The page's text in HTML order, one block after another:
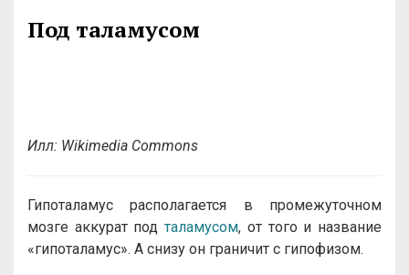
Под таламусом
Илл: Wikimedia Commons
Гипоталамус располагается в промежуточном
мозге аккурат подталамусом, от того и название
«гипоталамус». А снизу он граничит с гипофизом.